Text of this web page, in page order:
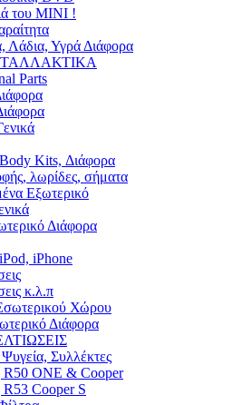
του MINI !
Λάδια, Υγρά Διάφορα
Parts
Kits, Διάφορα
λωρίδες, σήματα
Εξωτερικό
Διάφορα
iPhone
κ.λ.π
Χώρου
Διάφορα
Συλλέκτες
R50 ONE & Cooper
Cooper S